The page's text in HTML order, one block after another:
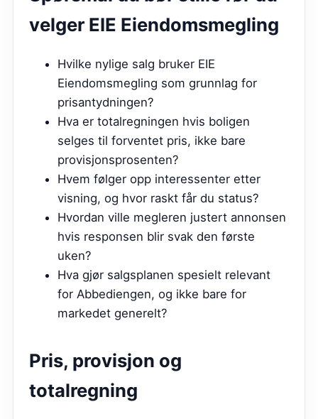
velger EIE Eiendomsmegling
Hvilke nylige salg bruker EIE
Eiendomsmegling som grunnlag for
prisantydningen?
Hva er totalregningen hvis boligen
selges til forventet pris, ikke bare
provisjonsprosenten?
Hvem følger opp interessenter etter
visning, og hvor raskt får du status?
Hvordan ville megleren justert annonsen
hvis responsen blir svak den første
uken?
Hva gjør salgsplanen spesielt relevant
for Abbediengen, og ikke bare for
markedet generelt?
Pris, provisjon og
totalregning